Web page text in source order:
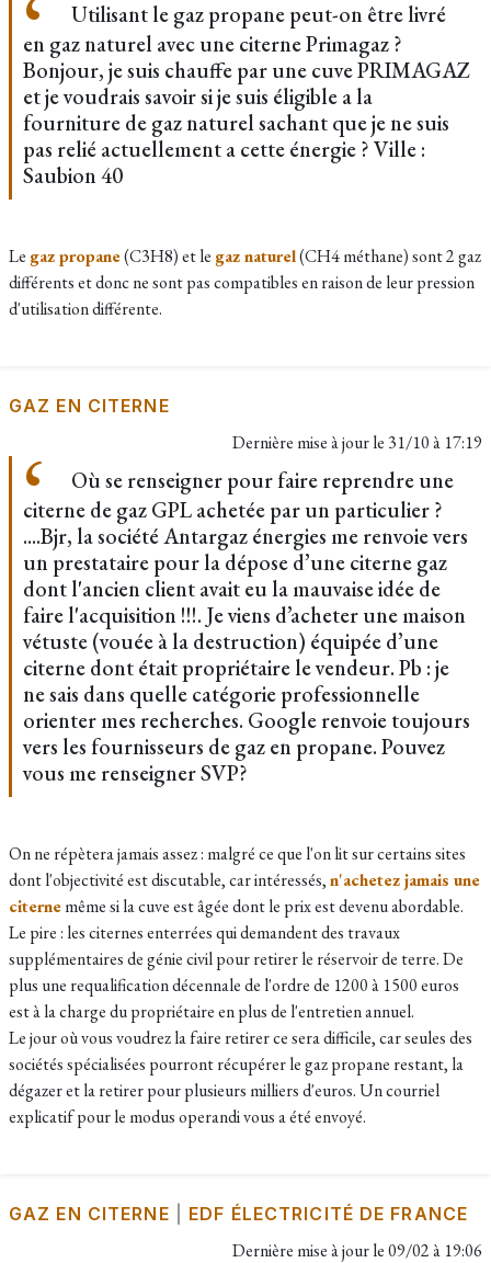
Utilisant le gaz propane peut-on être livré
en gaz naturel avec une citerne Primagaz ?
Bonjour, je suis chauffe par une cuve PRIMAGAZ
et je voudrais savoir si je suis éligible a la
fourniture de gaz naturel sachant que je ne suis
pas relié actuellement a cette énergie ? Ville :
Saubion 40
Le gaz propane(C3H8) et le gaz naturel(CH4 méthane) sont 2 gaz
différents et donc ne sont pas compatibles en raison de leur pression
d'utilisation différente.
GAZ EN CITERNE
Dernière mise à jour le 31/10 à 17:19
Où se renseigner pour faire reprendre une
citerne de gaz GPL achetée par un particulier ?
....Bjr, la société Antargaz énergies me renvoie vers
un prestataire pour la dépose d’une citerne gaz
dont l'ancien client avait eu la mauvaise idée de
faire l'acquisition !!!. Je viens d’acheter une maison
vétuste (vouée à la destruction) équipée d’une
citerne dont était propriétaire le vendeur. Pb : je
ne sais dans quelle catégorie professionnelle
orienter mes recherches. Google renvoie toujours
vers les fournisseurs de gaz en propane. Pouvez
vous me renseigner SVP?
On ne répètera jamais assez : malgré ce que l'on lit sur certains sites
dont l'objectivité est discutable, car intéressés,n'achetez jamais une
citernemême si la cuve est âgée dont le prix est devenu abordable.
Le pire : les citernes enterrées qui demandent des travaux
supplémentaires de génie civil pour retirer le réservoir de terre. De
plus une requalification décennale de l'ordre de 1200 à 1500 euros
est à la charge du propriétaire en plus de l'entretien annuel.
Le jour où vous voudrez la faire retirer ce sera difficile, car seules des
sociétés spécialisées pourront récupérer le gaz propane restant, la
dégazer et la retirer pour plusieurs milliers d'euros. Un courriel
explicatif pour le modus operandi vous a été envoyé.
GAZ EN CITERNE EDF ÉLECTRICITÉ DE FRANCE
Dernière mise à jour le09/02 à 19:06